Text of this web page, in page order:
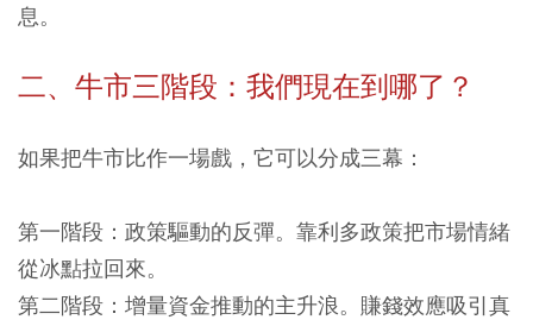
息。
二、牛市三階段：我們現在到哪了？
如果把牛市比作一場戲，它可以分成三幕：
第一階段：政策驅動的反彈。靠利多政策把市場情緒
從冰點拉回來。
第二階段：增量資金推動的主升浪。賺錢效應吸引真